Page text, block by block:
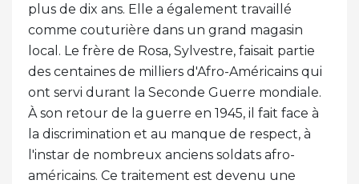
plus de dix ans. Elle a également travaillé
comme couturière dans un grand magasin
local. Le frère de Rosa, Sylvestre, faisait partie
des centaines de milliers d'Afro-Américains qui
ont servi durant la Seconde Guerre mondiale.
À son retour de la guerre en 1945, il fait face à
la discrimination et au manque de respect, à
l'instar de nombreux anciens soldats afro-
américains. Ce traitement est devenu une